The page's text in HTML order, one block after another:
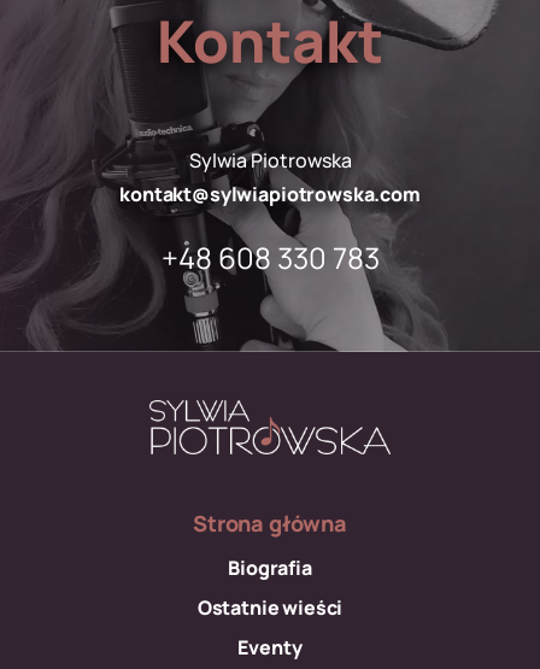
Kontakt
Sylwia Piotrowska
kontakt@sylwiapiotrowska.com
+48 608 330 783
Strona główna
Biografia
Ostatnie wieści
Eventy